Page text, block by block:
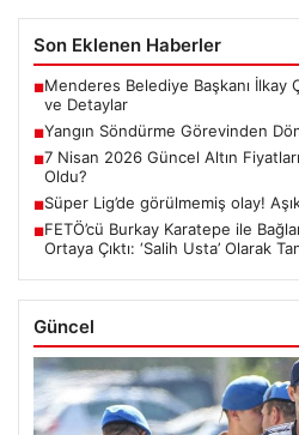
Son Eklenen Haberler
■Menderes Belediye Başkanı İlkay
ve Detaylar
■Yangın Söndürme Görevinden
■7 Nisan 2026 Güncel Altın
Oldu?
■Süper Lig’de görülmemiş olay!
■FETÖ’cü Burkay Karatepe ile
Ortaya Çıktı: ‘Salih Usta’ Olarak
Güncel